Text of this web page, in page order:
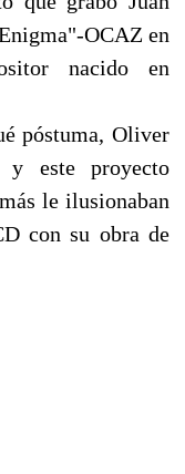
OCAZ en
nacido en
póstuma, Oliver
y este proyecto
le ilusionaban
con su obra de